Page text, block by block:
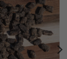
Toevoegen
aan
verlanglijst